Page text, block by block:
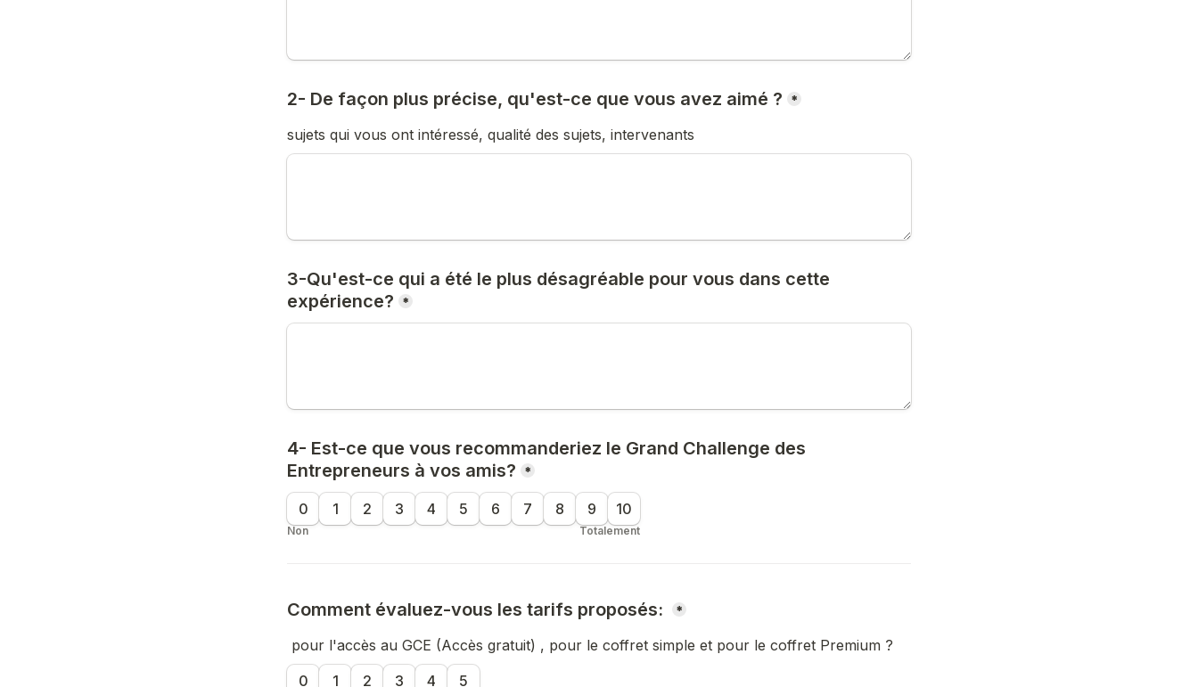
2- De façon plus précise, qu'est-ce que vous avez aimé ? *
sujets qui vous ont intéressé, qualité des sujets, intervenants
3-Qu'est-ce qui a été le plus désagréable pour vous dans cette
expérience?
*
4- Est-ce que vous recommanderiez le Grand Challenge des
Entrepreneurs à vos amis?
*
0 1 2 3 4 5 6 7 8 9 10
Non Totalement
Comment évaluez-vous les tarifs proposés: *
pour l'accès au GCE (Accès gratuit) , pour le coffret simple et pour le coffret Premium ?
0
1 2 3 4 5